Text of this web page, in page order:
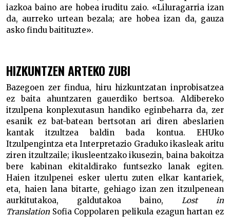
iazkoa baino are hobea iruditu zaio. «Liluragarria izan
da, aurreko urtean bezala; are hobea izan da, gauza
asko findu baitituzte».
HIZKUNTZEN ARTEKO ZUBI
Bazegoen zer findua, hiru hizkuntzatan inprobisatzea
ez baita ahuntzaren gauerdiko bertsoa. Aldibereko
itzulpena konplexutasun handiko eginbeharra da, zer
esanik ez bat-batean bertsotan ari diren abeslarien
kantak itzultzea baldin bada kontua. EHUko
Itzulpengintza eta Interpretazio Graduko ikasleak aritu
ziren itzultzaile; ikusleentzako ikusezin, baina bakoitza
bere kabinan ekitaldirako funtsezko lanak egiten.
Haien itzulpenei esker ulertu zuten elkar kantariek,
eta, haien lana bitarte, gehiago izan zen itzulpenean
aurkitutakoa, galdutakoa baino, Lost in
Translation Sofia Coppolaren pelikula ezagun hartan ez